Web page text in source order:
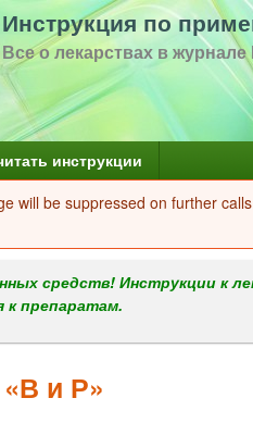
Перейти
к
содержанию
Инструкция по
Все о лекарствах в
инструкции
will be suppressed on further
средств! Инструкции к
к препаратам.
и Р»